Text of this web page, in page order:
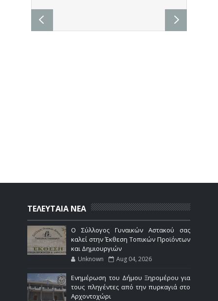
ΤΕΛΕΥΤΑΙΑ ΝΕΑ
Ο Σύλλογος Γυναικών Αστακού σας
καλεί στην Έκθεση Τοπικών Προϊόντων
και Δημιουργιών
Unknown Aug 04, 2026
Ενημέρωση του Δήμου Ξηρομέρου για
τους πληγέντες από την πυρκαγιά στο
Αρχοντοχώρι